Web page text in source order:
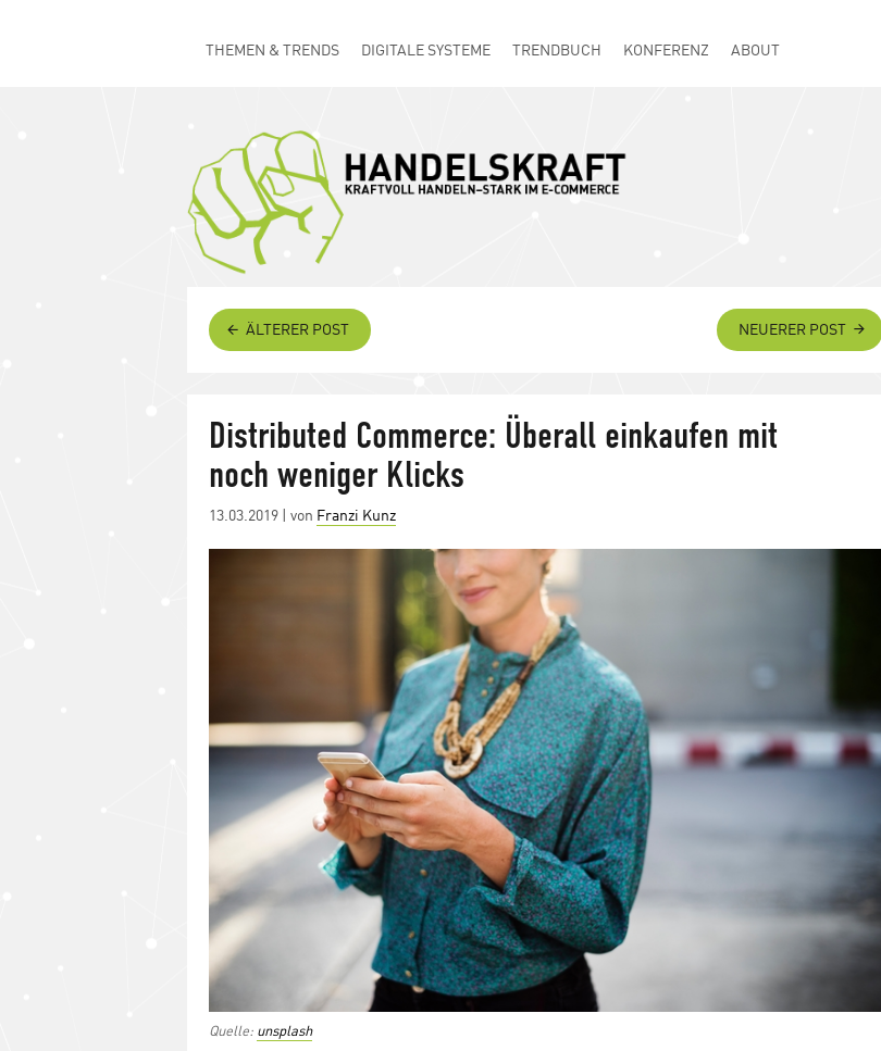
THEMEN & TRENDS DIGITALE SYSTEME TRENDBUCH KONFERENZ ABOUT
ÄLTERER POST NEUERER POST
Distributed Commerce: Überall einkaufen mit
noch weniger Klicks
Posted
13.03.2019 | von Franzi Kunz
Quelle: unsplash